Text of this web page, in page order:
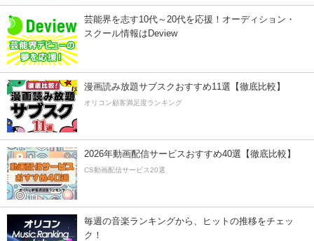
芸能界を志す10代～20代を応援！オーディション・
スクール情報はDeview
漫画読み放題サブスクおすすめ11選【徹底比較】
オリコン顧客満足度ランキング
2026年動画配信サービスおすすめ40選【徹底比較】
CS動画配信サービス20選
毎週の音楽ランキングから、ヒットの推移をチェッ
ク！